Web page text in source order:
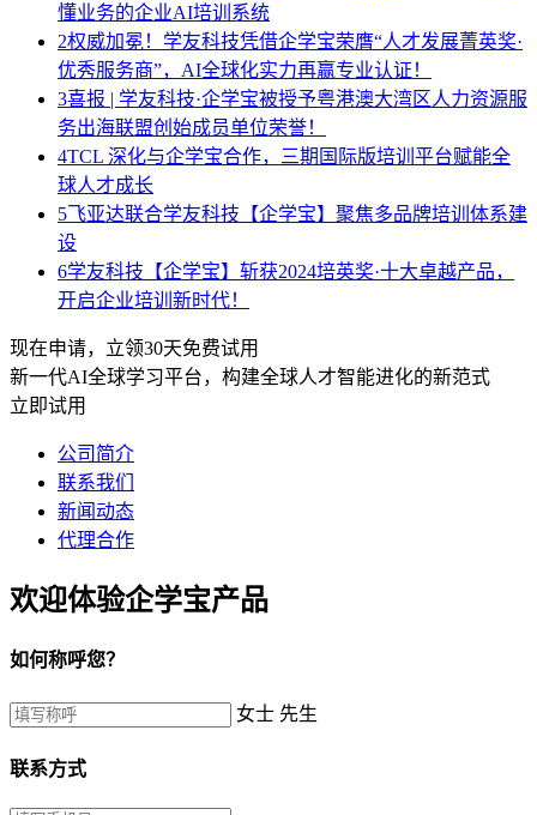
懂业务的企业AI培训系统
2权威加冕！学友科技凭借企学宝荣膺“人才发展菁英奖·
优秀服务商”，AI全球化实力再赢专业认证！
3喜报 | 学友科技·企学宝被授予粤港澳大湾区人力资源服
务出海联盟创始成员单位荣誉！
4TCL 深化与企学宝合作，三期国际版培训平台赋能全
球人才成长
5飞亚达联合学友科技【企学宝】聚焦多品牌培训体系建
设
6学友科技【企学宝】斩获2024培英奖·十大卓越产品，
开启企业培训新时代！
现在申请，立领30天免费试用
新一代AI全球学习平台，构建全球人才智能进化的新范式
立即试用
公司简介
联系我们
新闻动态
代理合作
欢迎体验企学宝产品
如何称呼您？
女士 先生
联系方式